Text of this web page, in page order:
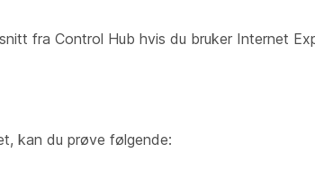
fra Control Hub hvis du bruker Internet
kan du prøve følgende: